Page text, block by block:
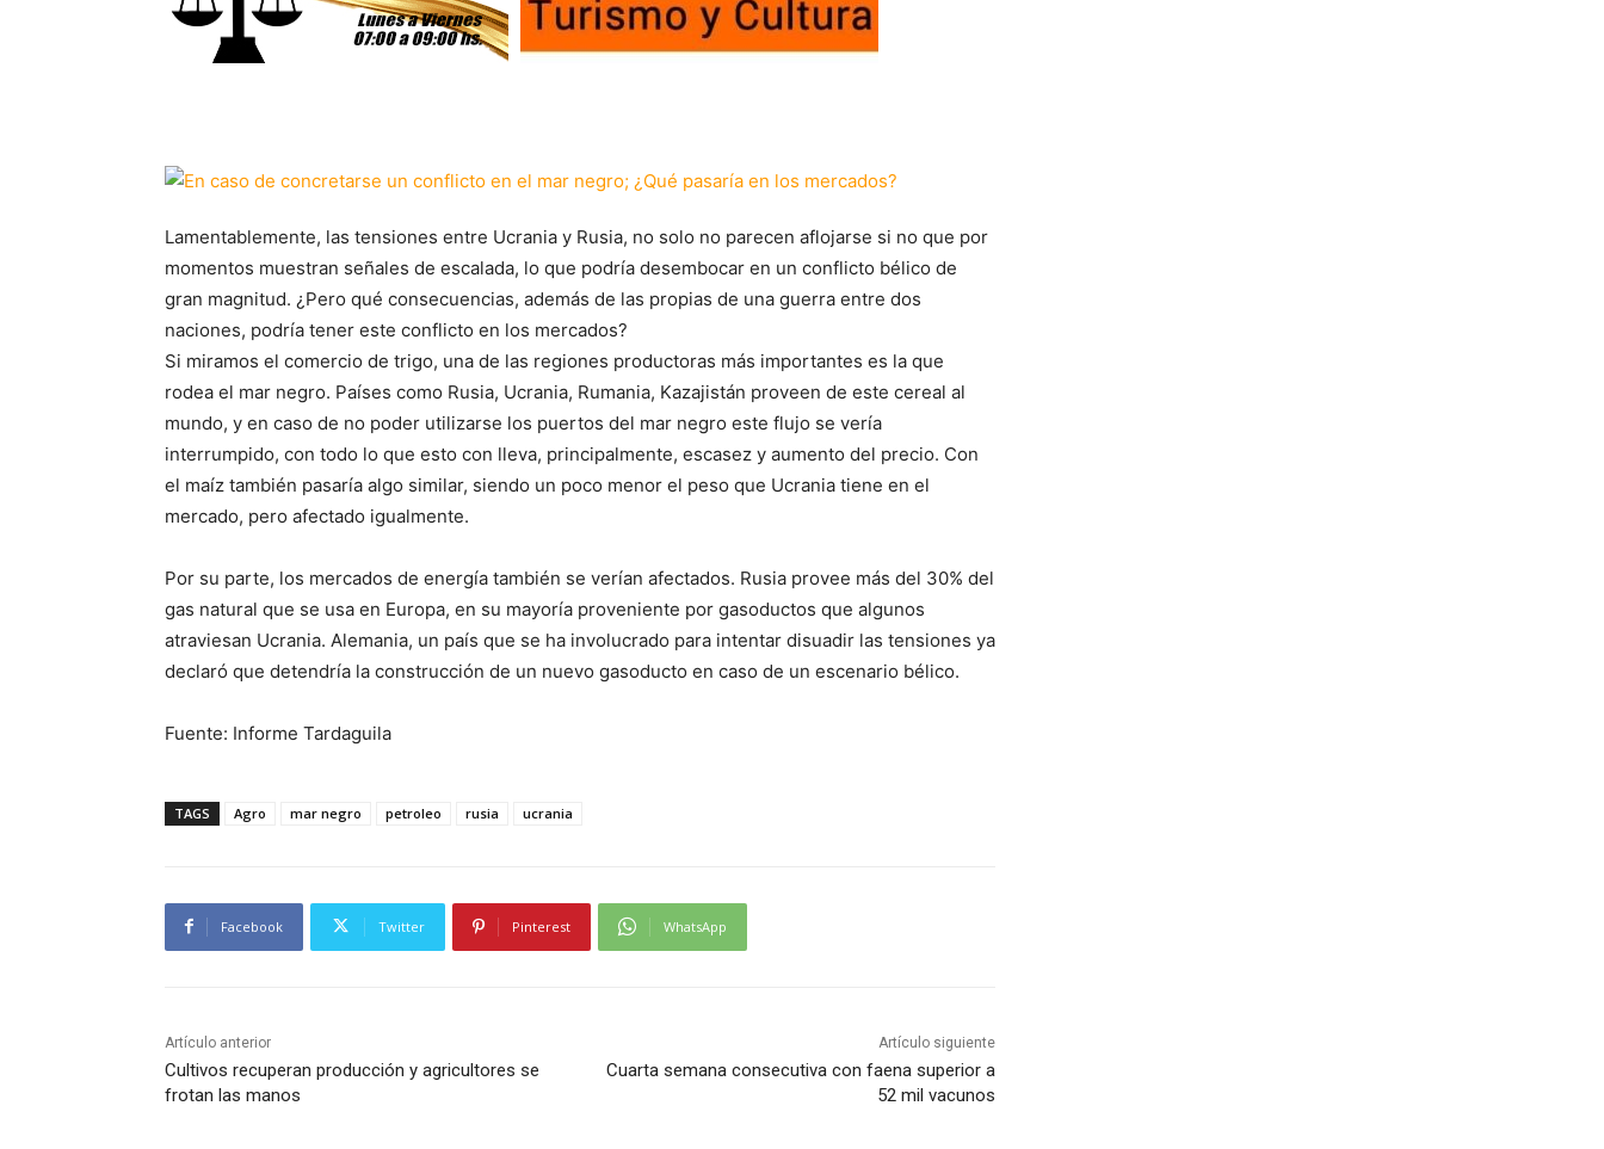
Lamentablemente, las tensiones entre Ucrania y Rusia, no solo no parecen aflojarse si no que por
momentos muestran señales de escalada, lo que podría desembocar en un conflicto bélico de
gran magnitud. ¿Pero qué consecuencias, además de las propias de una guerra entre dos
naciones, podría tener este conflicto en los mercados?
Si miramos el comercio de trigo, una de las regiones productoras más importantes es la que
rodea el mar negro. Países como Rusia, Ucrania, Rumania, Kazajistán proveen de este cereal al
mundo, y en caso de no poder utilizarse los puertos del mar negro este flujo se vería
interrumpido, con todo lo que esto con lleva, principalmente, escasez y aumento del precio. Con
el maíz también pasaría algo similar, siendo un poco menor el peso que Ucrania tiene en el
mercado, pero afectado igualmente.
Por su parte, los mercados de energía también se verían afectados. Rusia provee más del 30% del
gas natural que se usa en Europa, en su mayoría proveniente por gasoductos que algunos
atraviesan Ucrania. Alemania, un país que se ha involucrado para intentar disuadir las tensiones ya
declaró que detendría la construcción de un nuevo gasoducto en caso de un escenario bélico.
Fuente: Informe Tardaguila
TAGS Agro mar negro petroleo rusia ucrania
Facebook Twitter Pinterest WhatsApp
Artículo anterior
Cultivos recuperan producción y agricultores se
frotan las manos
Artículo siguiente
Cuarta semana consecutiva con faena superior a
52 mil vacunos